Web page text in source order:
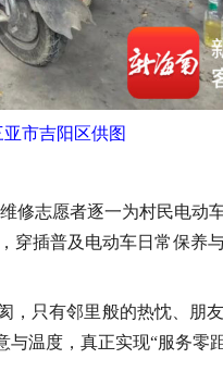
市吉阳区供图
修志愿者逐一为村民电动
穿插普及电动车日常保养
只有邻里般的热忱、朋
温度，真正实现“服务零